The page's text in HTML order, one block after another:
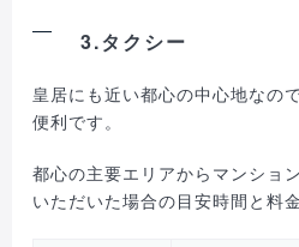
3.タクシー
皇居にも近い都心の中心地なの
便利です。
都心の主要エリアからマンショ
いただいた場合の目安時間と料